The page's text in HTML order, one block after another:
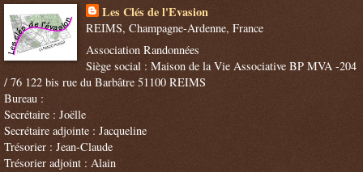
Les Clés de l'Evasion
REIMS, Champagne-Ardenne, France
Association Randonnées
Siège social : Maison de la Vie Associative BP MVA -204
/ 76 122 bis rue du Barbâtre 51100 REIMS
Bureau :
Secrétaire : Joëlle
Secrétaire adjointe : Jacqueline
Trésorier : Jean-Claude
Trésorier adjoint : Alain